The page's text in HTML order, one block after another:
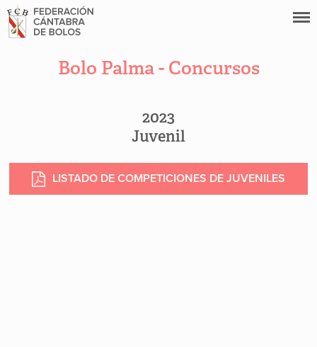
Bolo Palma - Concursos
2023
Juvenil
LISTADO DE COMPETICIONES DE JUVENILES